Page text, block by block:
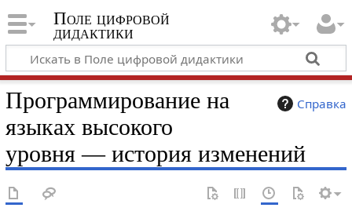
Поле цифровой
дидактики
Справка
Программирование на
языках высокого
уровня — история изменений